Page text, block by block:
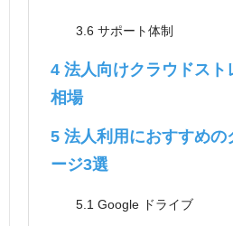
3.6 サポート体制
4 法人向けクラウドスト
相場
5 法人利用におすすめの
ージ3選
5.1 Google ドライブ